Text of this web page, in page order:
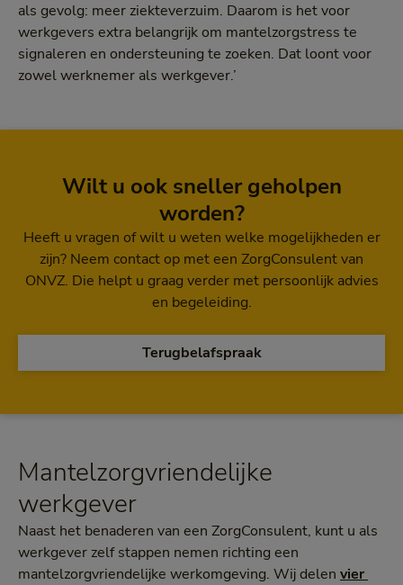
als gevolg: meer ziekteverzuim. Daarom is het voor
werkgevers extra belangrijk om mantelzorgstress te
signaleren en ondersteuning te zoeken. Dat loont voor
zowel werknemer als werkgever.’
Wilt u ook sneller geholpen
worden?
Heeft u vragen of wilt u weten welke mogelijkheden er
zijn? Neem contact op met een ZorgConsulent van
ONVZ. Die helpt u graag verder met persoonlijk advies
en begeleiding.
Terugbelafspraak
Mantelzorgvriendelijke
werkgever
Naast het benaderen van een ZorgConsulent, kunt u als
werkgever zelf stappen nemen richting een
mantelzorgvriendelijke werkomgeving. Wij delen vier